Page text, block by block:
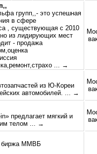
групп,,- это успешная
в сфере
, существующая с 2010
из лидирующих мест
- продажа
... →
из Ю-Кореи
автомобилей.
... →
предлагает мягкий и
телом
... →
биржа ММВБ